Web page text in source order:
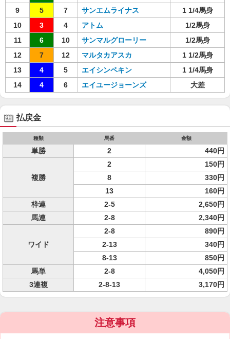
9
5 7 サンエムライナス
1 1/4馬身
10
3 4 アトム
1/2馬身
11
6 10 サンマルグローリー
1/2馬身
12
7 12 マルタカアスカ
1 1/2馬身
13
4 5 エイシンペキン
1 1/4馬身
14
4 6 エイユージョーンズ 大差
払戻金
種類 馬番 金額
単勝 2 440円
複勝
2
150円
8
330円
13
160円
枠連
2-5
2,650円
馬連
2-8 2,340円
ワイド
2-8
890円
2-13
340円
8-13
850円
馬単
2-8
4,050円
3連複
2-8-13 3,170円
注意事項